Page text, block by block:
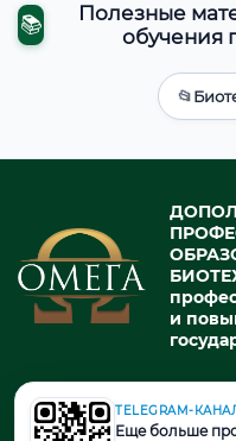
📚
Полезные
обучения
📂
и
© 2026. При использовании
TELEGRAM-
Еще больше